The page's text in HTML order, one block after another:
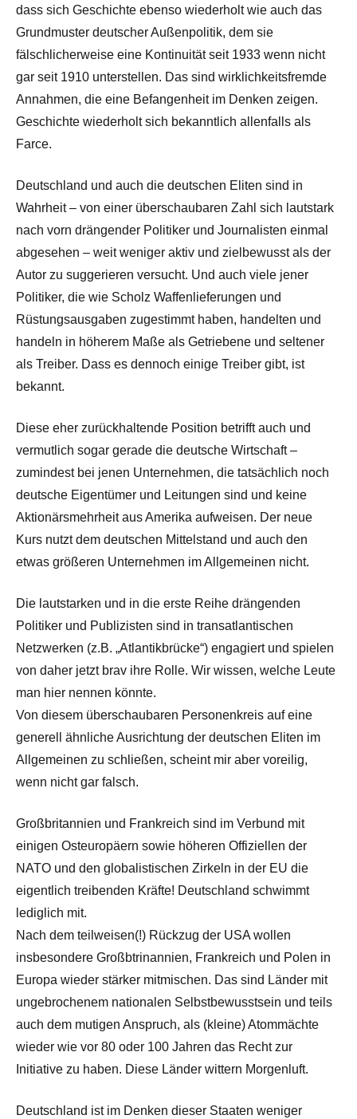
dass sich Geschichte ebenso wiederholt wie auch das
Grundmuster deutscher Außenpolitik, dem sie
fälschlicherweise eine Kontinuität seit 1933 wenn nicht
gar seit 1910 unterstellen. Das sind wirklichkeitsfremde
Annahmen, die eine Befangenheit im Denken zeigen.
Geschichte wiederholt sich bekanntlich allenfalls als
Farce.
Deutschland und auch die deutschen Eliten sind in
Wahrheit – von einer überschaubaren Zahl sich lautstark
nach vorn drängender Politiker und Journalisten einmal
abgesehen – weit weniger aktiv und zielbewusst als der
Autor zu suggerieren versucht. Und auch viele jener
Politiker, die wie Scholz Waffenlieferungen und
Rüstungsausgaben zugestimmt haben, handelten und
handeln in höherem Maße als Getriebene und seltener
als Treiber. Dass es dennoch einige Treiber gibt, ist
bekannt.
Diese eher zurückhaltende Position betrifft auch und
vermutlich sogar gerade die deutsche Wirtschaft –
zumindest bei jenen Unternehmen, die tatsächlich noch
deutsche Eigentümer und Leitungen sind und keine
Aktionärsmehrheit aus Amerika aufweisen. Der neue
Kurs nutzt dem deutschen Mittelstand und auch den
etwas größeren Unternehmen im Allgemeinen nicht.
Die lautstarken und in die erste Reihe drängenden
Politiker und Publizisten sind in transatlantischen
Netzwerken (z.B. „Atlantikbrücke“) engagiert und spielen
von daher jetzt brav ihre Rolle. Wir wissen, welche Leute
man hier nennen könnte.
Von diesem überschaubaren Personenkreis auf eine
generell ähnliche Ausrichtung der deutschen Eliten im
Allgemeinen zu schließen, scheint mir aber voreilig,
wenn nicht gar falsch.
Großbritannien und Frankreich sind im Verbund mit
einigen Osteuropäern sowie höheren Offiziellen der
NATO und den globalistischen Zirkeln in der EU die
eigentlich treibenden Kräfte! Deutschland schwimmt
lediglich mit.
Nach dem teilweisen(!) Rückzug der USA wollen
insbesondere Großbtrinannien, Frankreich und Polen in
Europa wieder stärker mitmischen. Das sind Länder mit
ungebrochenem nationalen Selbstbewusstsein und teils
auch dem mutigen Anspruch, als (kleine) Atommächte
wieder wie vor 80 oder 100 Jahren das Recht zur
Initiative zu haben. Diese Länder wittern Morgenluft.
Deutschland ist im Denken dieser Staaten weniger